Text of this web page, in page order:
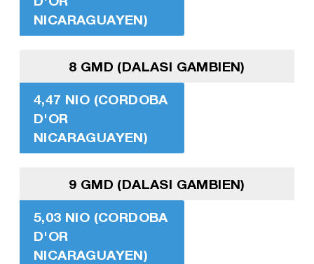
NICARAGUAYEN)
8 GMD (DALASI GAMBIEN)
4,47 NIO (CORDOBA
D'OR
NICARAGUAYEN)
9 GMD (DALASI GAMBIEN)
5,03 NIO (CORDOBA
D'OR
NICARAGUAYEN)